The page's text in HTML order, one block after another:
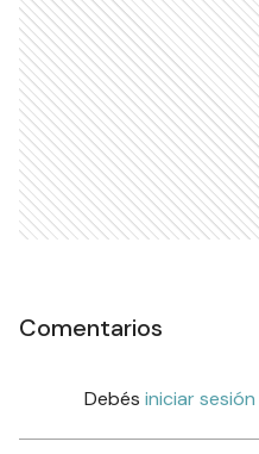
Comentarios
Debés iniciar sesión